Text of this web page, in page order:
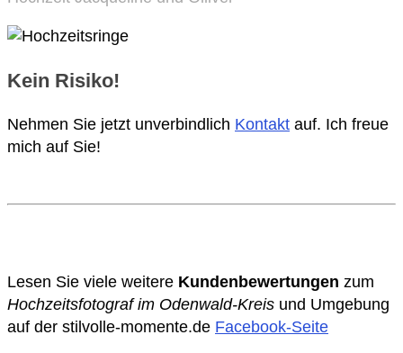
Kein Risiko!
Nehmen Sie jetzt unverbindlich Kontakt auf. Ich freue
mich auf Sie!
Lesen Sie viele weitere Kundenbewertungen zum
Hochzeitsfotograf im Odenwald-Kreis und Umgebung
auf der stilvolle-momente.de Facebook-Seite